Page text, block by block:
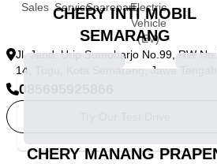
CHERY INTI MOBIL
SEMARANG
Jl. Jend. Urip Sumoharjo No.99, RW
14, Tugu, Kota Semarang, Jawa Tengah
085695925866
CHERY MANANG
Sales ServiceSparepartElectric
Vehicle
(EV)